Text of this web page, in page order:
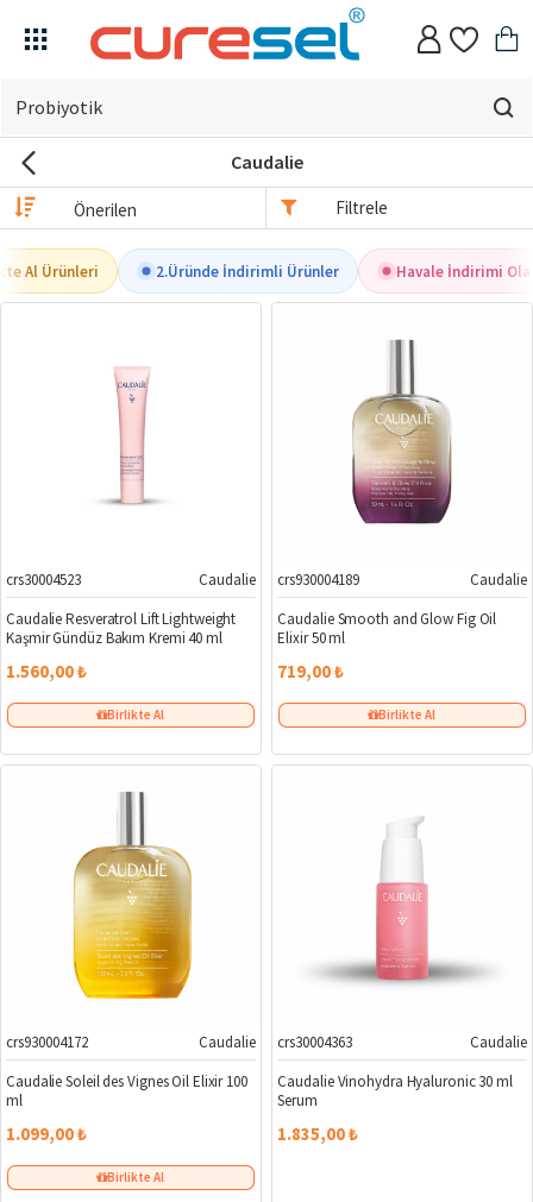
Evin
için
arıyorsun?
Caudalie
Filtrele
Al Ürünleri 2.Üründe İndirimli Ürünler Havale İndirimi
crs30004523
Caudalie
Caudalie Resveratrol Lift Lightweight
Kaşmir Gündüz Bakım Kremi 40 ml
1.560,00 ₺
Birlikte Al
crs930004189
Caudalie
Caudalie Smooth and Glow Fig Oil
Elixir 50 ml
719,00 ₺
Birlikte Al
crs930004172
Caudalie
Caudalie Soleil des Vignes Oil Elixir 100
ml
1.099,00 ₺
Birlikte Al
crs30004363
Caudalie
Caudalie Vinohydra Hyaluronic 30 ml
Serum
1.835,00 ₺